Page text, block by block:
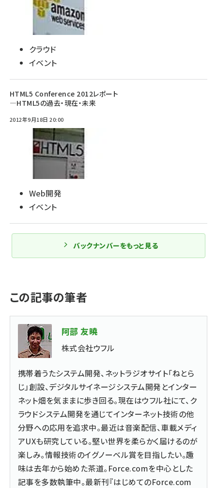
クラウド
イベント
HTML5 Conference 2012レポート
―HTML5の過去・現在・未来
2012年9月18日 20:00
Web開発
イベント
バックナンバーをもっと見る
この記事の筆者
阿部 友曉
株式会社ウフル
携帯着うたシステム開発、ネットラジオサイト「ねとら
じ」創設、デジタルサイネージシステム開発とインター
ネット畑を気ままに歩き回る。現在はウフル社にて、ク
ラウドシステム開発を通じてインターネット技術の他
分野への応用を追求中。最近は音楽配信、車載メディ
アUXも研究している。堅い世界を柔らかく届けるのが
楽しみ。情報技術のイグノーベル賞を目指したい。趣
味は去年から始めた茶道。Force.comを中心とした
記事を多数執筆中。最新刊『はじめてのForce.com